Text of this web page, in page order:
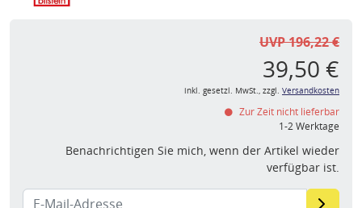
UVP 196,22 €
39,50 €
inkl. gesetzl. MwSt., zzgl. Versandkosten
Zur Zeit nicht lieferbar
1-2 Werktage
Benachrichtigen Sie mich, wenn der Artikel wieder
verfügbar ist.